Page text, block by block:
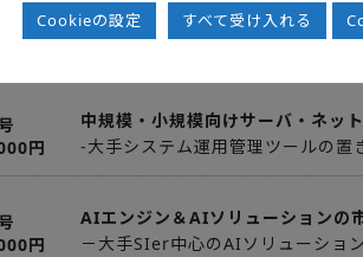
SSLサーバ証明書および電子認証
－電子認証サービス市場における
円
中規模・小規模向けサーバ・ネッ
-大手システム運用管理ツールの置
円
AIエンジン＆AIソリューションの
－大手SIer中心のAIソリューショ
Cookieの設定 すべて受け入れる